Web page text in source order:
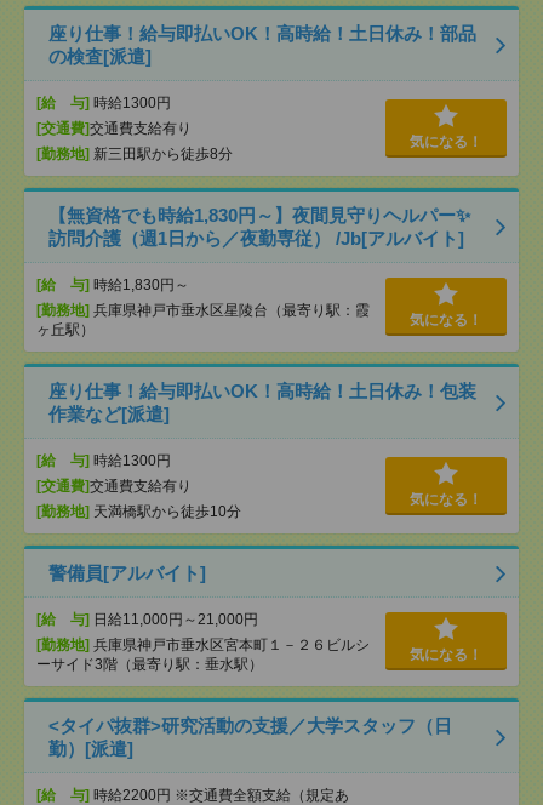
座り仕事！給与即払いOK！高時給！土日休み！部品
の検査[派遣]
[給 与] 時給1300円
[交通費]交通費支給有り
[勤務地] 新三田駅から徒歩8分
気になる！
【無資格でも時給1,830円～】夜間見守りヘルパー✨
訪問介護（週1日から／夜勤専従） /Jb[アルバイト]
[給 与] 時給1,830円～
[勤務地] 兵庫県神戸市垂水区星陵台（最寄り駅：霞
ヶ丘駅）
気になる！
座り仕事！給与即払いOK！高時給！土日休み！包装
作業など[派遣]
[給 与] 時給1300円
[交通費]交通費支給有り
[勤務地] 天満橋駅から徒歩10分
気になる！
警備員[アルバイト]
[給 与] 日給11,000円～21,000円
[勤務地] 兵庫県神戸市垂水区宮本町１－２６ビルシ
ーサイド3階（最寄り駅：垂水駅）
気になる！
<タイパ抜群>研究活動の支援／大学スタッフ（日
勤）[派遣]
[給 与] 時給2200円 ※交通費全額支給（規定あ